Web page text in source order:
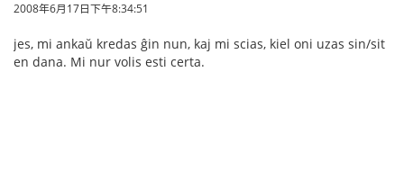
2008年6月17日下午8:34:51
jes, mi ankaŭ kredas ĝin nun, kaj mi scias, kiel oni uzas sin/sit
en dana. Mi nur volis esti certa.